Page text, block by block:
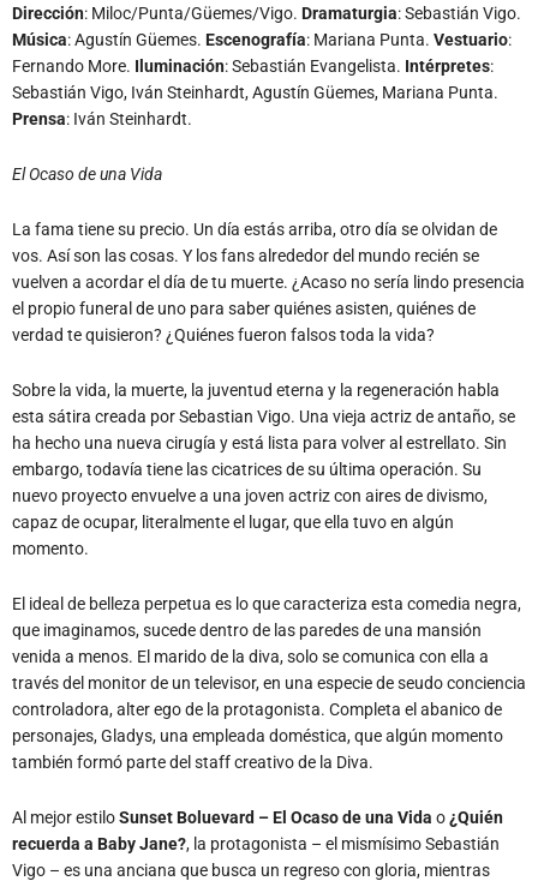
Dirección: Miloc/Punta/Güemes/Vigo. Dramaturgia: Sebastián Vigo.
Música: Agustín Güemes. Escenografía: Mariana Punta. Vestuario:
Fernando More. Iluminación: Sebastián Evangelista. Intérpretes:
Sebastián Vigo, Iván Steinhardt, Agustín Güemes, Mariana Punta.
Prensa: Iván Steinhardt.
El Ocaso de una Vida
La fama tiene su precio. Un día estás arriba, otro día se olvidan de
vos. Así son las cosas. Y los fans alrededor del mundo recién se
vuelven a acordar el día de tu muerte. ¿Acaso no sería lindo presencia
el propio funeral de uno para saber quiénes asisten, quiénes de
verdad te quisieron? ¿Quiénes fueron falsos toda la vida?
Sobre la vida, la muerte, la juventud eterna y la regeneración habla
esta sátira creada por Sebastian Vigo. Una vieja actriz de antaño, se
ha hecho una nueva cirugía y está lista para volver al estrellato. Sin
embargo, todavía tiene las cicatrices de su última operación. Su
nuevo proyecto envuelve a una joven actriz con aires de divismo,
capaz de ocupar, literalmente el lugar, que ella tuvo en algún
momento.
El ideal de belleza perpetua es lo que caracteriza esta comedia negra,
que imaginamos, sucede dentro de las paredes de una mansión
venida a menos. El marido de la diva, solo se comunica con ella a
través del monitor de un televisor, en una especie de seudo conciencia
controladora, alter ego de la protagonista. Completa el abanico de
personajes, Gladys, una empleada doméstica, que algún momento
también formó parte del staff creativo de la Diva.
Al mejor estiloSunset Boluevard – El Ocaso de una Vida o¿Quién
recuerda a Baby Jane?, la protagonista – el mismísimo Sebastián
Vigo – es una anciana que busca un regreso con gloria, mientras